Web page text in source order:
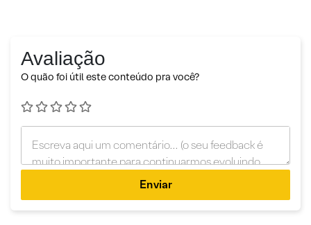
Avaliação
O quão foi útil este conteúdo pra você?
Enviar